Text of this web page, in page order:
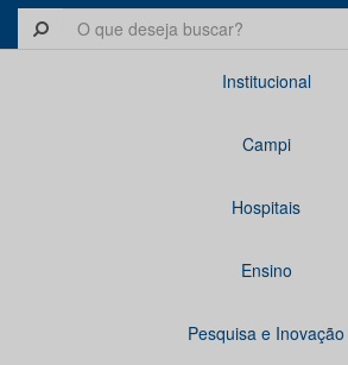
Institucional
Campi
Hospitais
Ensino
Pesquisa e Inovação